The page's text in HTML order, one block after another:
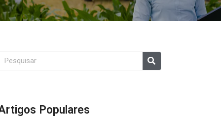
Populares